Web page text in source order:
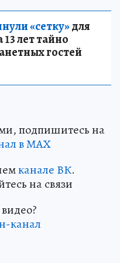
«сетку»для
лет тайно
гостей
подпишитесь на
в МАХ
канале ВК.
на связи
канал